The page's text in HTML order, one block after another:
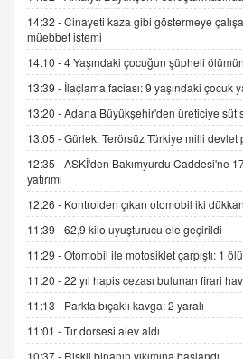
İNCİ GÜL AKÖL
Trump Keşke
06.07.2026 13:00
ADEM AKÖL
Esed Destekçilerinin
Sednaya
11.12.2024 12:30
DR. EKREM ASLAN
Gerçek Ne, Algı Ne?
Cümlesinin Peşinden
19.07.2025 12:45
GÖNÜL MENEKŞE
Şifacının Yolu
04.11.2025 12:56
14:32 -Cinayeti kaza gibi göstermeye
müebbet istemi
14:10 -4 Yaşındaki çocuğun şüpheli
13:39 - İlaçlama faciası: 9 yaşındaki çocuk
13:20 -Adana Büyükşehir'den üreticiye süt
13:05 -Gürlek: Terörsüz Türkiye milli devlet
12:35 -ASKİ'den Bakımyurdu Caddesi'ne
yatırımı
12:26 - Kontrolden çıkan otomobil iki
11:39 -62,9 kilo uyuşturucu ele geçirildi
11:29 -Otomobil ile motosiklet çarpıştı: 1 ölü
11:20 -22 yıl hapis cezası bulunan firari
11:13 - Parkta bıçaklı kavga: 2 yaralı
11:01 -Tır dorsesi alev aldı
10:37 - Riskli binanın yıkımına başlandı